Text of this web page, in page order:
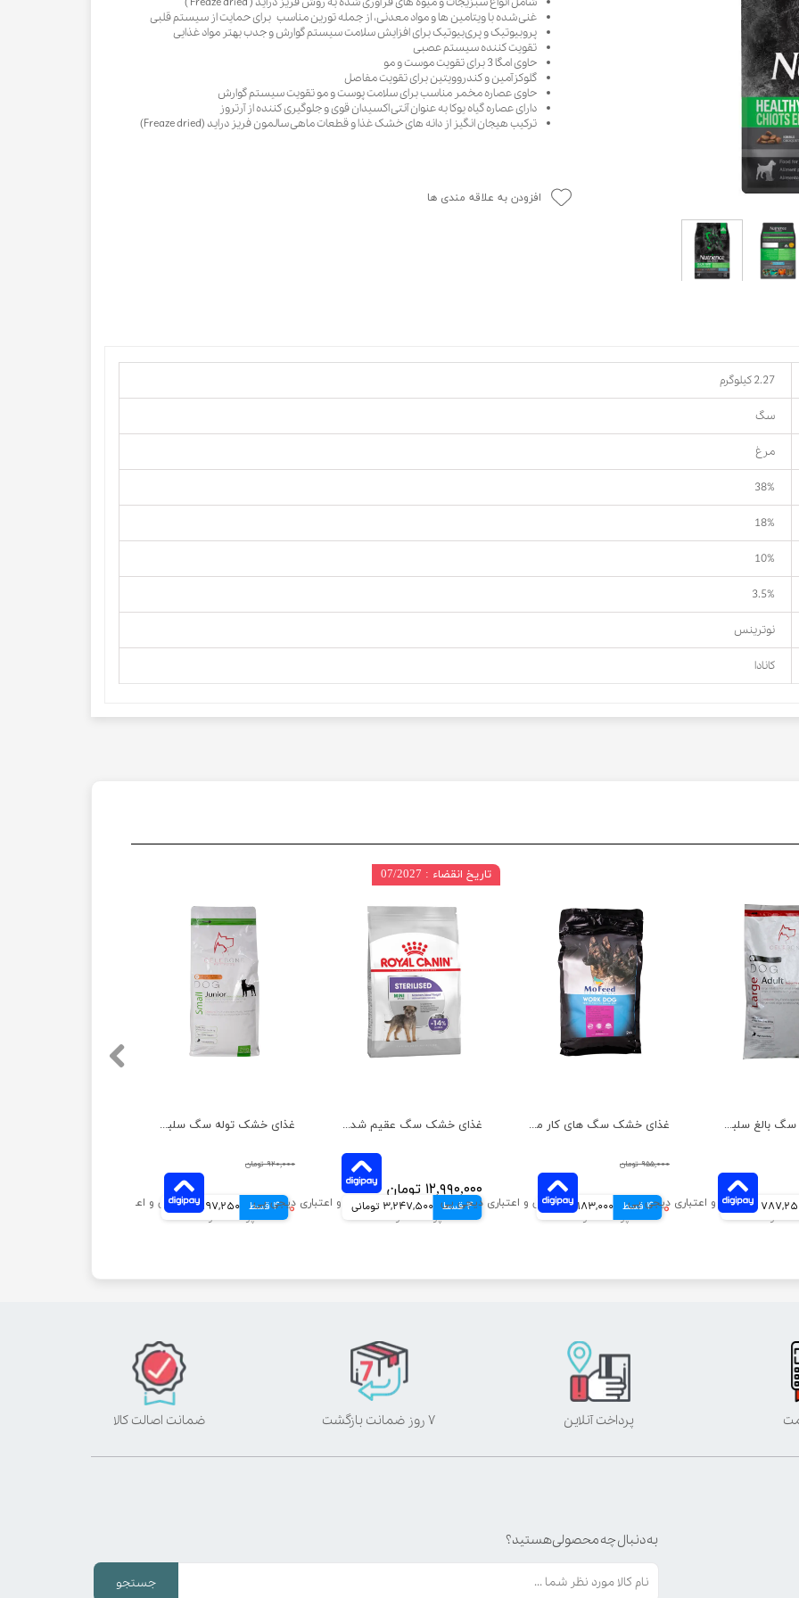
گربه
بچه گربه
گربه
سگ
غنی شده با ویتامین ها و مواد معدنی، از جمله تورین مناسب برای حمایت از سیستم قلبی
پروبیوتیک و پری‌بیوتیک برای افزایش سلامت سیستم گوارش و جدب بهتر مواد غذایی
تقویت کننده سیستم عصبی
حاوی امگا 3 برای تقویت موست و مو
گلوکزآمین و کندروویتین برای تقویت مفاصل
حاوی عصاره مخمر مناسب برای سلامت پوست و مو تقویت سیستم گوارش
دارای عصاره گیاه یوکا به عنوان آنتی اکسیدان قوی و جلوگیری کننده از آرتروز
ترکیب هیجان انگیز از دانه های خشک غذا و قطعات ماهی سالمون فریز دراید (Freaze dried)
افزودن به علاقه مندی ها
2.27 کیلوگرم
سگ
مرغ
38%
18%
10%
3.5%
نوترینس
کانادا
غذای خشک توله سگ سلبن مدل نژاد کوچک وزن 2 کیلوگرم
۹۲۰,۰۰۰ تومان
۷۸۹,۰۰۰ تومان
4 قسط 197,250 تومانی
غذای خشک سگ عقیم شده نژاد کوچک رویال کنین وزن 3 کیلوگرم
۱۲,۹۹۰,۰۰۰ تومان
4 قسط 3,247,500 تومانی
تاریخ انقضاء : 07/2027
غذای خشک سگ های کار مفید وزن 2 کیلوگرم
۹۵۵,۰۰۰ تومان
۷۳۲,۰۰۰ تومان
4 قسط 183,000 تومانی
غذای خشک سگ بالغ سلبن مدل نژاد بزرگ وزن 10 کیلوگرم
تومانی
پرداخت آنلاین ۷ روز ضمانت بازگشت ضمانت اصالت کالا
به دنبال چه محصولی هستید؟
جستجو